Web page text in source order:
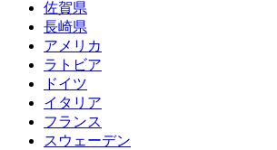
佐賀県
長崎県
アメリカ
ラトビア
ドイツ
イタリア
フランス
スウェーデン